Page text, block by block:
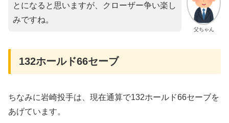
父ちゃん
とになると思いますが、クローザー争い楽し
みですね。
132ホールド66セーブ
ちなみに岩崎投手は、現在通算で132ホールド66セーブを
あげています。